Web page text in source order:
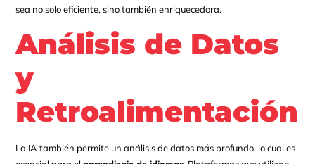
sea no solo eficiente, sino también enriquecedora.
Análisis de Datos
y
Retroalimentación
La IA también permite un análisis de datos más profundo, lo cual es